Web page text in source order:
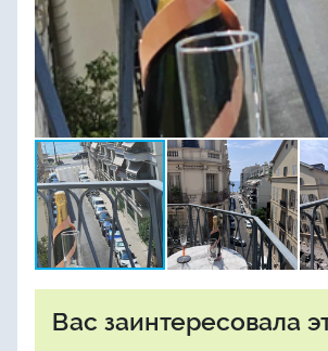
Вас заинтересовала